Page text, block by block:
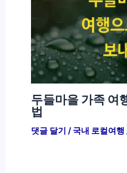
두들마을 가족 여
법
댓글 달기 / 국내 로컬여행